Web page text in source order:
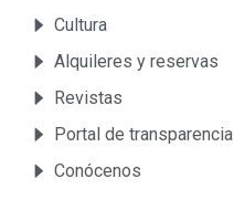
Cultura
Alquileres y reservas
Revistas
Portal de transparencia
Conócenos